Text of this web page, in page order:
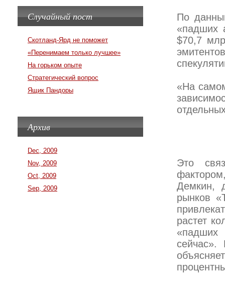
По
«падших
$70,7
«На
Это
Демкин,
рынков
растет
«падших
Случайный пост
Скотланд-Ярд не поможет
«Перенимаем только лучшее»
На горьком опыте
Стратегический вопрос
Ящик Пандоры
Архив
Dec, 2009
Nov, 2009
Oct, 2009
Sep, 2009